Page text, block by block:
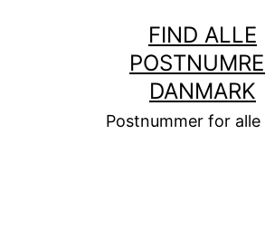
FIND ALLE
DANMARK
Postnummer for alle